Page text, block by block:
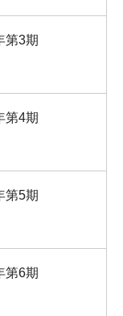
第3期
第4期
第5期
第6期